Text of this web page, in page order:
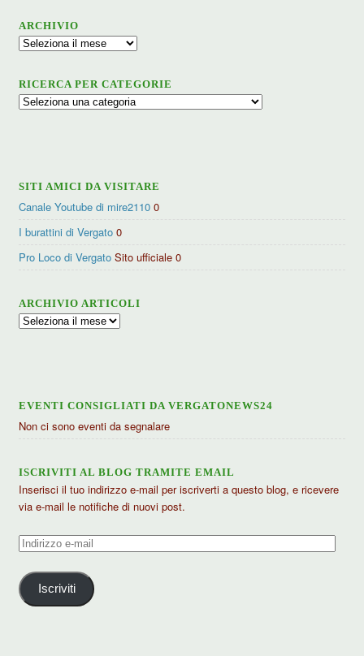
ARCHIVIO
Archivio
RICERCA PER CATEGORIE
Ricerca
SITI AMICI DA VISITARE
Canale Youtube di mire2110 0
I burattini di Vergato 0
Pro Loco di Vergato Sito ufficiale 0
ARCHIVIO ARTICOLI
Archivio
EVENTI CONSIGLIATI DA VERGATONEWS24
Non ci sono eventi da segnalare
ISCRIVITI AL BLOG TRAMITE EMAIL
Inserisci il tuo indirizzo e-mail per iscriverti a questo blog, e ricevere
via e-mail le notifiche di nuovi post.
Indirizzo
mail
Iscriviti